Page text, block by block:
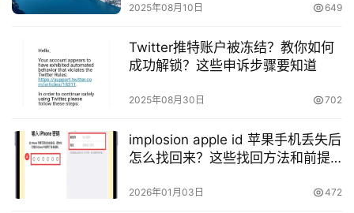
2025年08月10日 649
Twitter推特账户被冻结？教你如何
成功解锁？这些申诉步骤要知道
2025年08月30日 702
implosion apple id 苹果手机丢失后
怎么找回来？这些找回方法和前提
2026年01月03日 472